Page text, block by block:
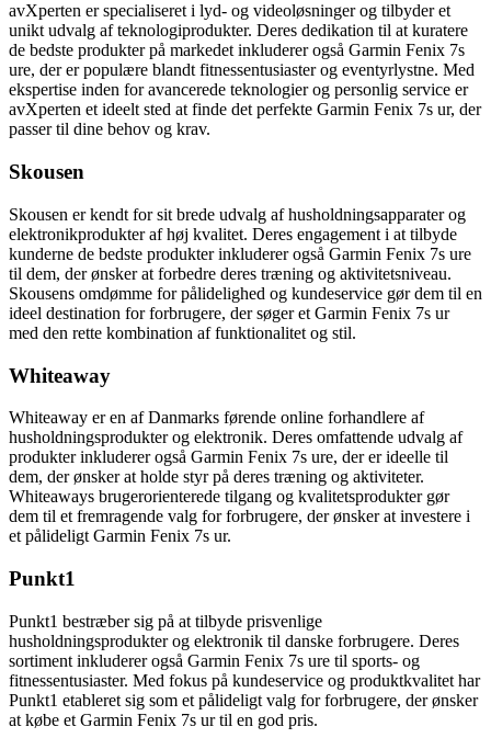
avXperten er specialiseret i lyd- og videoløsninger og tilbyder et
unikt udvalg af teknologiprodukter. Deres dedikation til at kuratere
de bedste produkter på markedet inkluderer også Garmin Fenix 7s
ure, der er populære blandt fitnessentusiaster og eventyrlystne. Med
ekspertise inden for avancerede teknologier og personlig service er
avXperten et ideelt sted at finde det perfekte Garmin Fenix 7s ur, der
passer til dine behov og krav.
Skousen
Skousen er kendt for sit brede udvalg af husholdningsapparater og
elektronikprodukter af høj kvalitet. Deres engagement i at tilbyde
kunderne de bedste produkter inkluderer også Garmin Fenix 7s ure
til dem, der ønsker at forbedre deres træning og aktivitetsniveau.
Skousens omdømme for pålidelighed og kundeservice gør dem til en
ideel destination for forbrugere, der søger et Garmin Fenix 7s ur
med den rette kombination af funktionalitet og stil.
Whiteaway
Whiteaway er en af Danmarks førende online forhandlere af
husholdningsprodukter og elektronik. Deres omfattende udvalg af
produkter inkluderer også Garmin Fenix 7s ure, der er ideelle til
dem, der ønsker at holde styr på deres træning og aktiviteter.
Whiteaways brugerorienterede tilgang og kvalitetsprodukter gør
dem til et fremragende valg for forbrugere, der ønsker at investere i
et pålideligt Garmin Fenix 7s ur.
Punkt1
Punkt1 bestræber sig på at tilbyde prisvenlige
husholdningsprodukter og elektronik til danske forbrugere. Deres
sortiment inkluderer også Garmin Fenix 7s ure til sports- og
fitnessentusiaster. Med fokus på kundeservice og produktkvalitet har
Punkt1 etableret sig som et pålideligt valg for forbrugere, der ønsker
at købe et Garmin Fenix 7s ur til en god pris.